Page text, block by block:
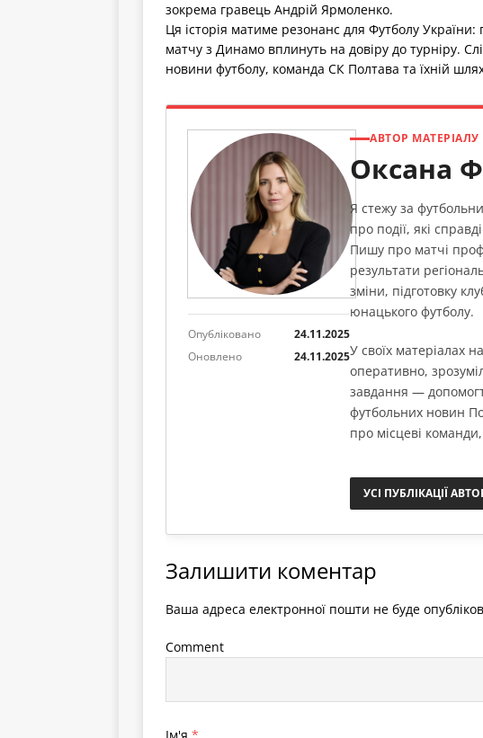
зокрема гравець Андрій Ярмоленко.
Ця історія матиме резонанс для Футболу України:
матчу з Динамо вплинуть на довіру до турніру.
новини футболу, команда СК Полтава та їхній
Опубліковано
24.11.2025
Оновлено
24.11.2025
АВТОР МАТЕРІАЛУ
Оксана
Я стежу за
про події, які
Пишу про матчі
результати
зміни, підготовку
юнацького футболу.
У своїх матеріалах
оперативно,
завдання —
футбольних новин
про місцеві
УСІ ПУБЛІКАЦІЇ
Залишити коментар
Ваша адреса електронної пошти не буде
Comment